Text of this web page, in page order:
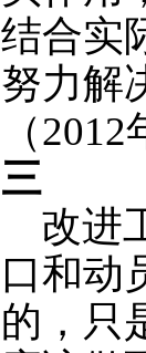
结合实
努力解
（
三
改进
口和动
的，只